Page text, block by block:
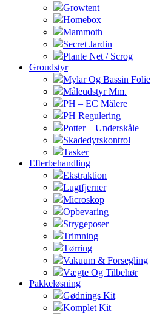
Growtent
Homebox
Mammoth
Secret Jardin
Plante Net / Scrog
Groudstyr
Mylar Og Bassin Folie
Måleudstyr Mm.
PH – EC Målere
PH Regulering
Potter – Underskåle
Skadedyrskontrol
Tasker
Efterbehandling
Ekstraktion
Lugtfjerner
Microskop
Opbevaring
Strygeposer
Trimning
Tørring
Vakuum & Forsegling
Vægte Og Tilbehør
Pakkeløsning
Gødnings Kit
Komplet Kit